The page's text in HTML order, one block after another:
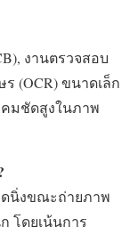
งานตรวจสอบ
(OCR) ขนาดเล็ก
มชัดสูงในภาพ
ดนิ่งขณะถ่ายภาพ
โดยเน้นการ